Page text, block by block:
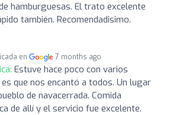
hamburguesas. El trato excelente
también. Recomendadisimo.
en 7 months ago
Estuve hace poco con varios
que nos encantó a todos. Un lugar
de navacerrada. Comida
de allí y el servicio fue excelente.